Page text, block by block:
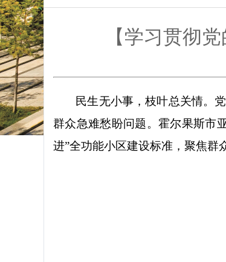
【学习贯彻
民生无小事，枝叶总关情。
群众急难愁盼问题。霍尔果斯市
进”全功能小区建设标准，聚焦群